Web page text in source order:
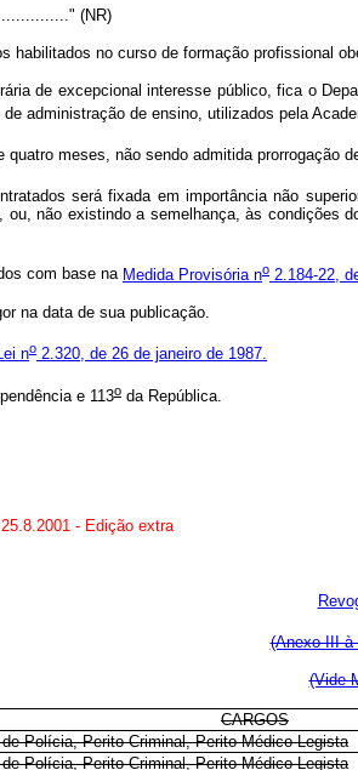
(NR)
habilitados no curso de formação profissional
de excepcional interesse público, fica o
administração de ensino, utilizados pela
meses, não sendo admitida prorrogação
será fixada em importância não
não existindo a semelhança, às
com base na Medida Provisória no 2.184-22,
na data de sua publicação.
no 2.320, de 26 de janeiro de 1987.
e 113o da República.
- Edição extra
(Anexo III à
(Vide
CARGOS
de Polícia, Perito Criminal, Perito Médico-Legista
de Polícia, Perito Criminal, Perito Médico-Legista